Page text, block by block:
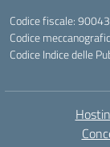
Codice fiscale:
Codice
Codice Indice delle